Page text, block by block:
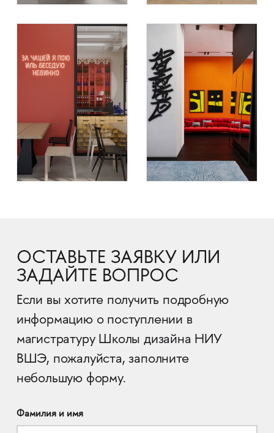
ОСТАВЬТЕ ЗАЯВКУ ИЛИ
ЗАДАЙТЕ ВОПРОС
Если вы хотите получить подробную
информацию о поступлении в
магистратуру Школы дизайна НИУ
ВШЭ, пожалуйста, заполните
небольшую форму.
Фамилия и имя